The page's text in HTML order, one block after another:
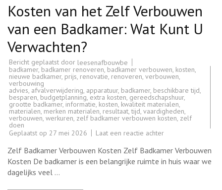
Kosten van het Zelf Verbouwen
van een Badkamer: Wat Kunt U
Verwachten?
Bericht geplaatst door leesenafbouwbe
badkamer, badkamer renoveren, badkamer verbouwen, kosten,
nieuwe badkamer, prijs, renovatie, renoveren, verbouwen,
verbouwing
advies, afvalverwijdering, apparatuur, badkamer, beschikbare tijd,
besparen, budgetplanning, extra kosten, gereedschapshuur,
grootte badkamer, informatie, kosten, kwaliteit materialen,
materialen, merken materialen, resultaat,tijd, vaardigheden,
verbouwen, werkuren, zelf badkamer verbouwen kosten, zelf
doen
Geplaatst op 27 mei 2026 Laat een reactie achterop
het
Zelf
Verbouwen
Zelf Badkamer Verbouwen Kosten Zelf Badkamer Verbouwen
Kosten De badkamer is een belangrijke ruimte in huis waar we
dagelijks veel …